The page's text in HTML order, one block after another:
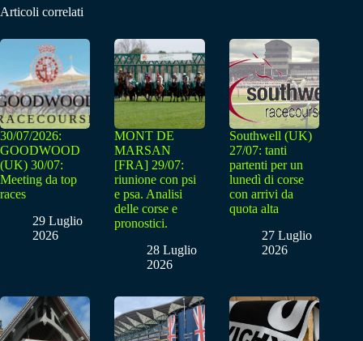
Articoli correlati
30/07/2026:
GOODWOOD
(UK) 30/07:
Meeting da top
races
29 Luglio
2026
MONT DE
MARSAN
[FRA] 29/07:
riunione con psi
e psa. Analisi
delle corse e
pronostici.
28 Luglio
2026
Southwell (UK)
27/07: tanti
partenti per un
lunedì di corse
con arrivi da
quota alta
27 Luglio
2026